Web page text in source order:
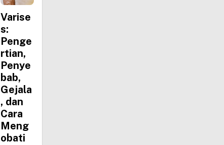
Varise
s:
Penge
rtian,
Penye
bab,
Gejala
, dan
Cara
Meng
obati